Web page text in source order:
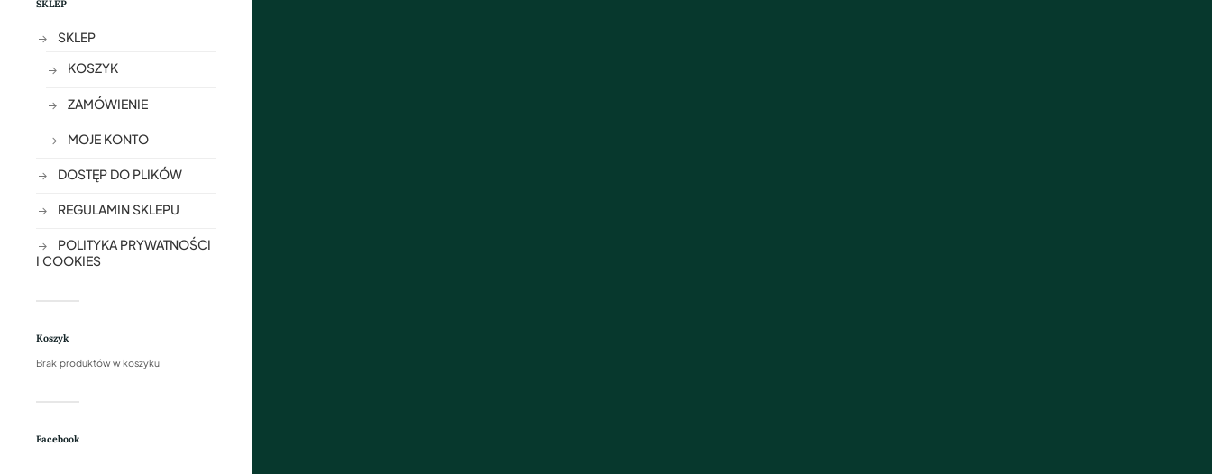
SKLEP
SKLEP
KOSZYK
ZAMÓWIENIE
MOJE KONTO
DOSTĘP DO PLIKÓW
REGULAMIN SKLEPU
POLITYKA PRYWATNOŚCI
I COOKIES
Koszyk
Brak produktów w koszyku.
Facebook